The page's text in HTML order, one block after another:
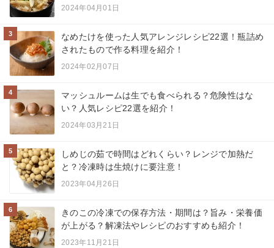
2024年04月01日
3
なめたけを使った人気アレンジレシピ22選！瓶詰め
されたもので作る料理を紹介！
2024年02月07日
4
マッシュルームは生でも食べられる？危険性はな
い？人気レシピ22選を紹介！
2024年03月21日
5
しめじの茹で時間はどれくらい？レンジで加熱だ
と？冷凍時は生焼けに要注意！
2023年04月26日
6
きのこの冷凍での保存方法・期間は？旨み・栄養価
が上がる？解凍法やレシピのおすすめも紹介！
2023年11月21日